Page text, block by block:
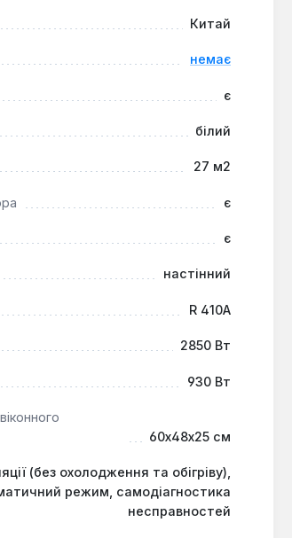
не тільки контроль температури,
Китай
немає
є
білий
27 м2
є
є
настінний
R 410A
2850 Вт
930 Вт
60x48x25 см
(без охолодження та обігріву),
режим, самодіагностика
несправностей